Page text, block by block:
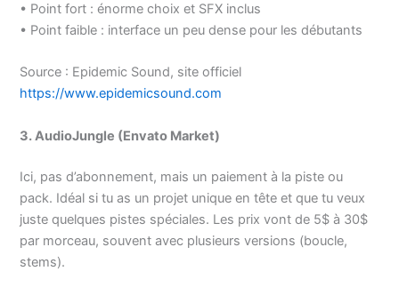
• Point fort : énorme choix et SFX inclus
• Point faible : interface un peu dense pour les débutants
Source : Epidemic Sound, site officiel
https://www.epidemicsound.com
3. AudioJungle (Envato Market)
Ici, pas d’abonnement, mais un paiement à la piste ou
pack. Idéal si tu as un projet unique en tête et que tu veux
juste quelques pistes spéciales. Les prix vont de 5$ à 30$
par morceau, souvent avec plusieurs versions (boucle,
stems).